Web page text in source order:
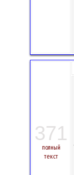
371
полный
текст